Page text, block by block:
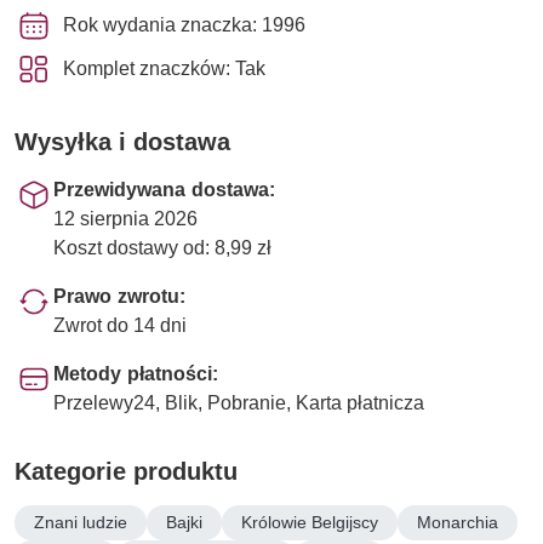
Rok wydania znaczka: 1996
Komplet znaczków: Tak
Wysyłka i dostawa
Przewidywana dostawa:
12 sierpnia 2026
Koszt dostawy od: 8,99 zł
Prawo zwrotu:
Zwrot do 14 dni
Metody płatności:
Przelewy24, Blik, Pobranie, Karta płatnicza
Kategorie produktu
Znani ludzie Bajki Królowie Belgijscy
Monarchia